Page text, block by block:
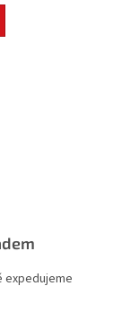
expedujeme